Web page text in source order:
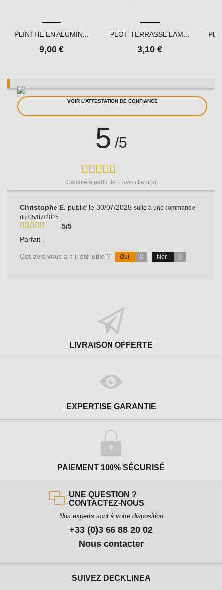
PLINTHE EN ALUMIN...
9,00 €
PLOT TERRASSE LAM...
3,10 €
VOIR L'ATTESTATION DE CONFIANCE
5 /5
Calculé à partir de 1 avis client(s)
Christophe E. publié le 30/07/2025 suite à une commande
du 05/07/2025
5/5
Parfait
Cet avis vous a-t-il été utile ? Oui 0 Non 0
LIVRAISON OFFERTE
EXPERTISE GARANTIE
PAIEMENT 100% SÉCURISÉ
UNE QUESTION ?
CONTACTEZ-NOUS
Nos experts sont à votre disposition
+33 (0)3 66 88 20 02
Nous contacter
SUIVEZ DECKLINEA